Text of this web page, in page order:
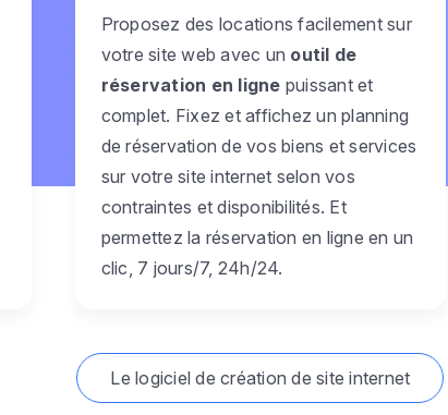
Proposez des locations facilement sur
votre site web avec un outil de
réservation en ligne puissant et
complet. Fixez et affichez un planning
de réservation de vos biens et services
sur votre site internet selon vos
contraintes et disponibilités. Et
permettez la réservation en ligne en un
clic, 7 jours/7, 24h/24.
Le logiciel de création de site internet